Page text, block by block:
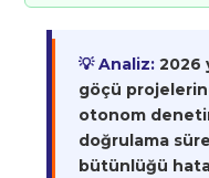
💡 Analiz: 2026
göçü
otonom
doğrulama
bütünlüğü